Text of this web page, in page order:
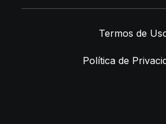
Termos de
Política de